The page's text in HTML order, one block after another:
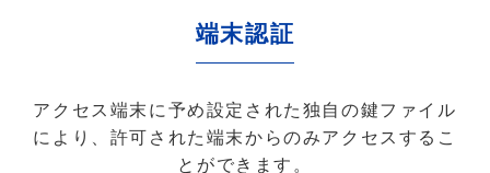
端末認証
アクセス端末に予め設定された独自の鍵ファイル
により、許可された端末からのみアクセスするこ
とができます。